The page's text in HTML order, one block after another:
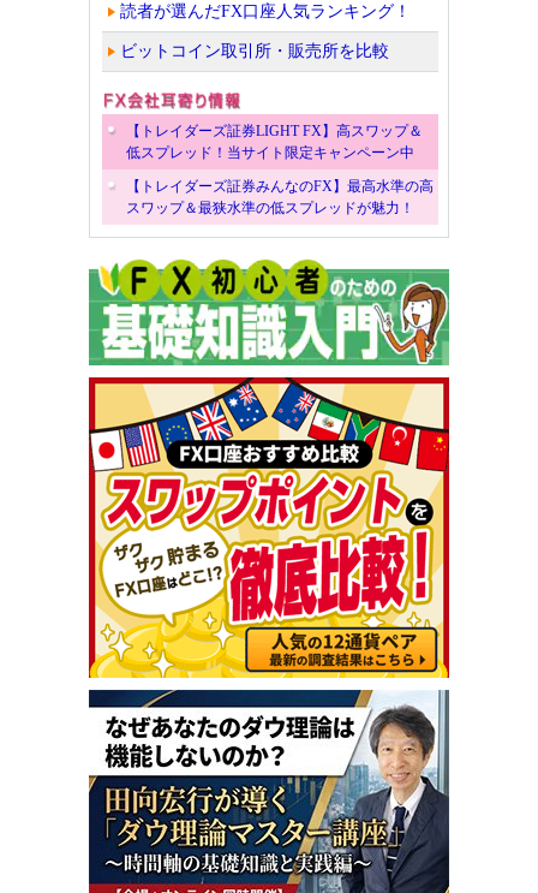
読者が選んだFX口座人気ランキング！
ビットコイン取引所・販売所を比較
【トレイダーズ証券LIGHT FX】高スワップ＆
低スプレッド！当サイト限定キャンペーン中
【トレイダーズ証券みんなのFX】最高水準の高
スワップ＆最狭水準の低スプレッドが魅力！